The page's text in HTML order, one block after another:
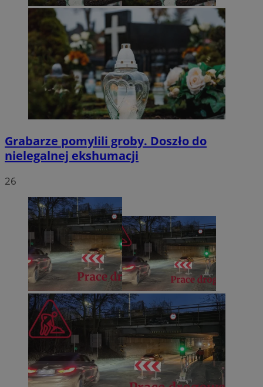
Grabarze pomylili groby. Doszło do
nielegalnej ekshumacji
26